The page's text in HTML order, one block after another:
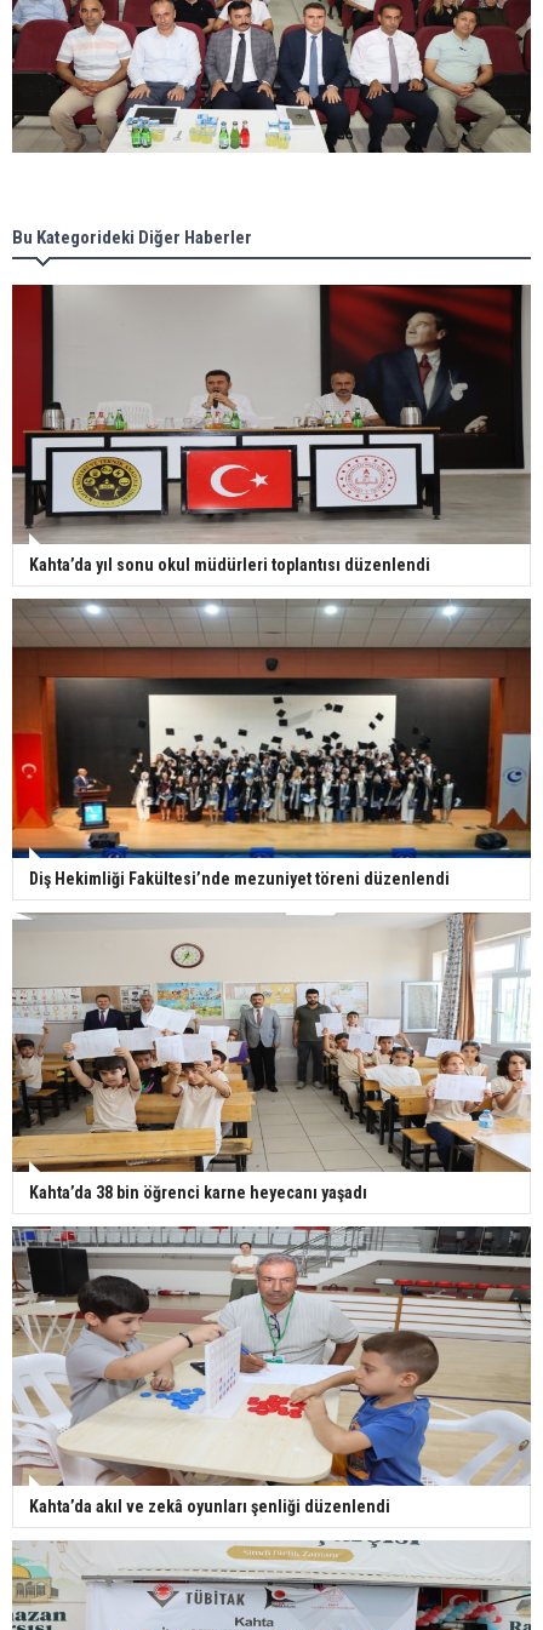
Bu Kategorideki Diğer Haberler
Kahta’da yıl sonu okul müdürleri toplantısı düzenlendi
Diş Hekimliği Fakültesi’nde mezuniyet töreni düzenlendi
Kahta’da 38 bin öğrenci karne heyecanı yaşadı
Kahta’da akıl ve zekâ oyunları şenliği düzenlendi